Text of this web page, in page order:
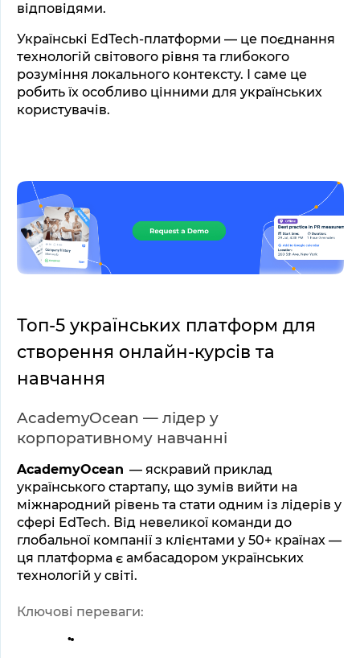
відповідями.
Українські EdTech-платформи — це поєднання
технологій світового рівня та глибокого
розуміння локального контексту. І саме це
робить їх особливо цінними для українських
користувачів.
Топ-5 українських платформ для
створення онлайн-курсів та
навчання
AcademyOcean — лідер у
корпоративному навчанні
AcademyOcean — яскравий приклад
українського стартапу, що зумів вийти на
міжнародний рівень та стати одним із лідерів у
сфері EdTech. Від невеликої команди до
глобальної компанії з клієнтами у 50+ країнах —
ця платформа є амбасадором українських
технологій у світі.
Ключові переваги: